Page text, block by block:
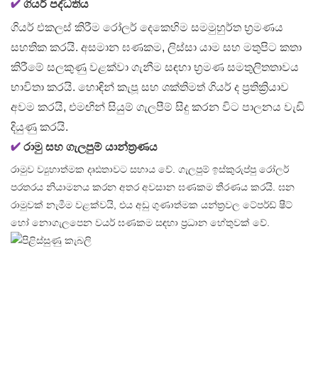
✔ ගියර් පද්ධතිය
ගියර් එකලස් කිරීම රෝලර් දෙකෙහිම සමමුහුර්ත භ්‍රමණය
සහතික කරයි. අසමාන ඝණකම, ලිස්සා යාම සහ මතුපිට කතා
කිරීමේ සලකුණු වළක්වා ගැනීම සඳහා භ්‍රමණ සමතුලිතතාවය
භාවිතා කරයි. හොඳින් කැපූ සහ ශක්තිමත් ගියර් ද ප්‍රතික්‍රියාව
අවම කරයි, එමඟින් සියුම් ගැලපීම් සිදු කරන විට පාලනය වැඩි
දියුණු කරයි.
✔ රාමු සහ ගැලපුම් යාන්ත්‍රණය
රාමුව ව්‍යුහාත්මක දෘඪතාවට සහාය වේ. ගැලපුම් ඉස්කුරුප්පු රෝලර්
පරතරය නියාමනය කරන අතර අවසාන ඝණකම තීරණය කරයි. ඝන
රාමුවක් නැමීම වළක්වයි, එය අඩු ගුණාත්මක යන්ත්‍රවල ටේපර්ඩ් ෂීට්
හෝ නොගැලපෙන වයර් ඝණකම සඳහා ප්‍රධාන හේතුවක් වේ.